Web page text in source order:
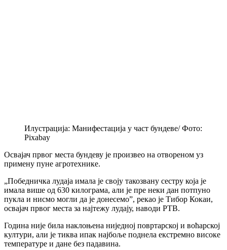
Илустрација: Манифестација у част бундеве/ Фото:
Pixabay
Освајач првог места бундеву је произвео на отвореном уз
примену пуне агротехнике.
„Победничка лудаја имала је своју такозвану сестру која је
имала више од 630 килограма, али је пре неки дан потпуно
пукла и нисмо могли да је донесемо”, рекао је Тибор Кокаи,
освајач првог места за најтежу лудају, наводи РТВ.
Година није била наклоњена ниједној повртарској и воћарској
култури, али је тиква ипак најбоље поднела екстремно високе
температуре и дане без падавина.